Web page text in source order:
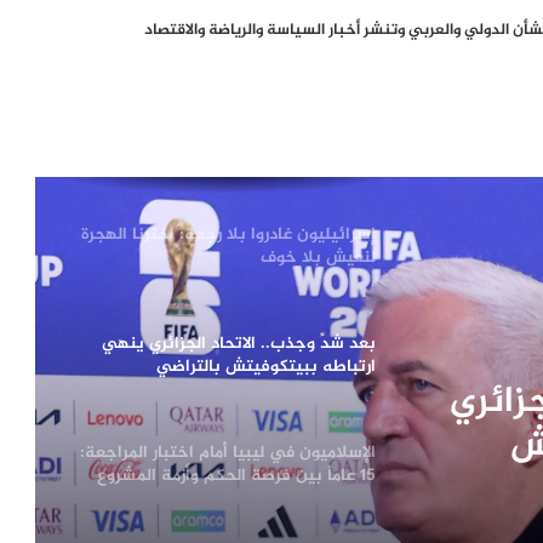
الدولي والعربي وتنشر أخبار السياسة والرياضة والاقتصاد
من صفقة الحقوق إلى أزمة قيادة.. هل
اقتربت نهاية إنفانتينو في «فيفا»؟
إسرائيليون غادروا بلا رجعة: اخترنا الهجرة
لنعيش بلا خوف
بعد شدٍّ وجذب.. الاتحاد الجزائري ينهي
ارتباطه ببيتكوفيتش بالتراضي
الإسلاميون في ليبيا أمام اختبار المراجعة:
15 عاماً بين فرصة الحكم وأزمة المشروع